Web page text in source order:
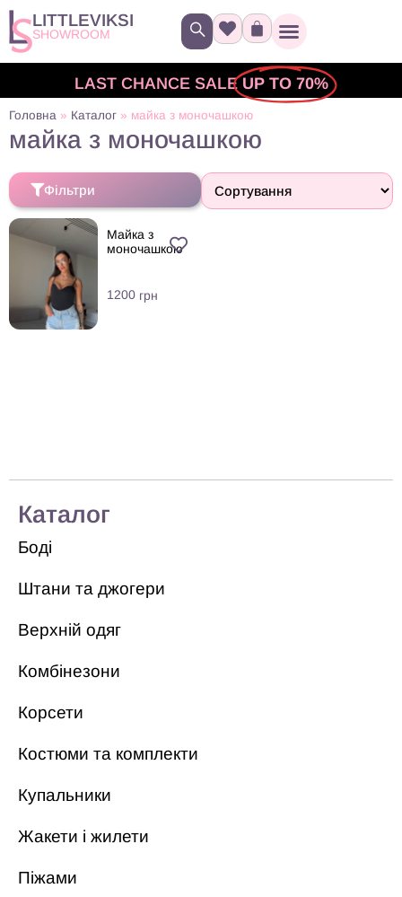
LITTLEVIKSI
SHOWROOM
LAST CHANCE SALE UP TO 70%
Головна » Каталог » майка з моночашкою
майка з моночашкою
Фільтри
Майка з
моночашкою
1200 грн
Каталог
Боді
Штани та джогери
Верхній одяг
Комбінезони
Корсети
Костюми та комплекти
Купальники
Жакети і жилети
Піжами